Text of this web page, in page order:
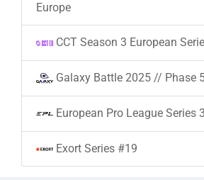
Europe
CCT Season 3 European
Galaxy Battle 2025 // Phase
European Pro League Series
Exort Series #19